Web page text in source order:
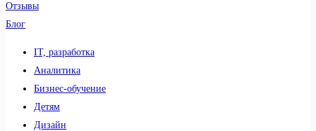
Отзывы
Блог
IT, разработка
Аналитика
Бизнес-обучение
Детям
Дизайн